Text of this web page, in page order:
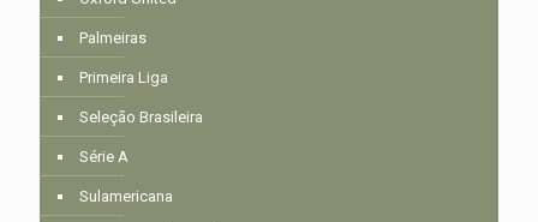
Palmeiras
Primeira Liga
Seleção Brasileira
Série A
Sulamericana